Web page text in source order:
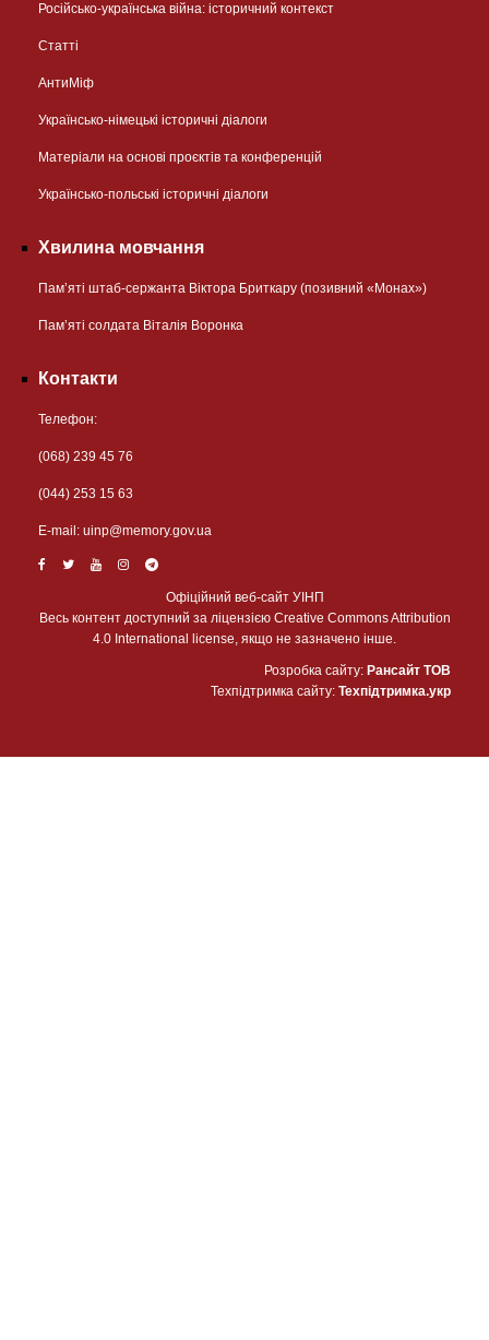
Російсько-українська війна: історичний контекст
Статті
АнтиМіф
Українсько-німецькі історичні діалоги
Матеріали на основі проєктів та конференцій
Українсько-польські історичні діалоги
Хвилина мовчання
Пам’яті штаб-сержанта Віктора Бриткару (позивний «Монах»)
Пам’яті солдата Віталія Воронка
Контакти
Телефон:
(068) 239 45 76
(044) 253 15 63
Е-mail: uinp@memory.gov.ua
Офіційний веб-сайт УІНП
Весь контент доступний за ліцензією Creative Commons Attribution
4.0 International license, якщо не зазначено інше.
Розробка сайту: Рансайт ТОВ
Техпідтримка сайту: Техпідтримка.укр